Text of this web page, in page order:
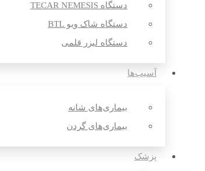
دستگاه TECAR NEMESIS
دستگاه شاک ویو BTL
دستگاه لیزر قلمی
آسیب‌ها
بیماری‌های شانه
بیماری‌های گردن
پزشک